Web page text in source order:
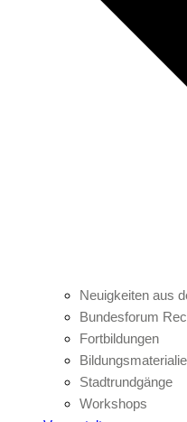
Neuigkeiten aus
Bundesforum
Fortbildungen
Stadtrundgänge
Workshops